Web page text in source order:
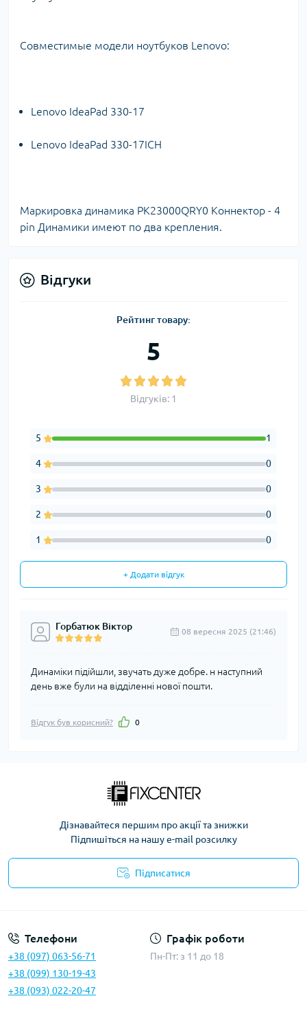
Совместимые модели ноутбуков Lenovo:
Lenovo IdeaPad 330-17
Lenovo IdeaPad 330-17ICH
Маркировка динамика PK23000QRY0 Коннектор - 4
pin Динамики имеют по два крепления.
Відгуки
Рейтинг товару:
5
Відгуків: 1
5 1
4 0
3 0
2 0
1 0
+ Додати відгук
Горбатюк Віктор 08 вересня 2025 (21:46)
Динаміки підійшли, звучать дуже добре. н наступний
день вже були на відділенні нової пошти.
Відгук був корисний? 0
Дізнавайтеся першим про акції та знижки
Підпишіться на нашу e-mail розсилку
Підписатися
Телефони
+38 (097) 063-56-71
+38 (099) 130-19-43
+38 (093) 022-20-47
Графік роботи
Пн-Пт: з 11 до 18